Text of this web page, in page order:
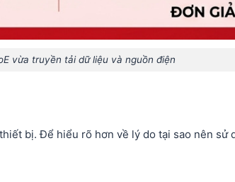
vừa truyền tải dữ liệu và nguồn điện
bị. Để hiểu rõ hơn về lý do tại sao nên sử